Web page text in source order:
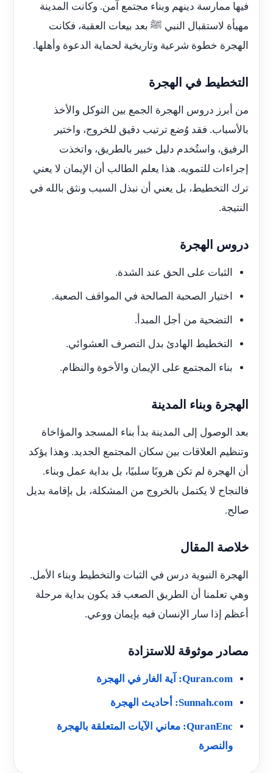
فيها ممارسة دينهم وبناء مجتمع آمن. وكانت المدينة
مهيأة لاستقبال النبي ﷺ بعد بيعات العقبة، فكانت
الهجرة خطوة شرعية وتاريخية لحماية الدعوة وأهلها.
التخطيط في الهجرة
من أبرز دروس الهجرة الجمع بين التوكل والأخذ
بالأسباب. فقد وُضع ترتيب دقيق للخروج، واختير
الرفيق، واستُخدم دليل خبير بالطريق، واتخذت
إجراءات للتمويه. هذا يعلم الطالب أن الإيمان لا يعني
ترك التخطيط، بل يعني أن نبذل السبب ونثق بالله في
النتيجة.
دروس الهجرة
الثبات على الحق عند الشدة.
اختيار الصحبة الصالحة في المواقف الصعبة.
التضحية من أجل المبدأ.
التخطيط الهادئ بدل التصرف العشوائي.
بناء المجتمع على الإيمان والأخوة والنظام.
الهجرة وبناء المدينة
بعد الوصول إلى المدينة بدأ بناء المسجد والمؤاخاة
وتنظيم العلاقات بين سكان المجتمع الجديد. وهذا يؤكد
أن الهجرة لم تكن هروبًا سلبيًا، بل بداية عمل وبناء.
فالنجاح لا يكتمل بالخروج من المشكلة، بل بإقامة بديل
صالح.
خلاصة المقال
الهجرة النبوية درس في الثبات والتخطيط وبناء الأمل.
وهي تعلمنا أن الطريق الصعب قد يكون بداية مرحلة
أعظم إذا سار الإنسان فيه بإيمان ووعي.
مصادر موثوقة للاستزادة
Quran.com: آية الغار في الهجرة
Sunnah.com: أحاديث الهجرة
QuranEnc: معاني الآيات المتعلقة بالهجرة
والنصرة